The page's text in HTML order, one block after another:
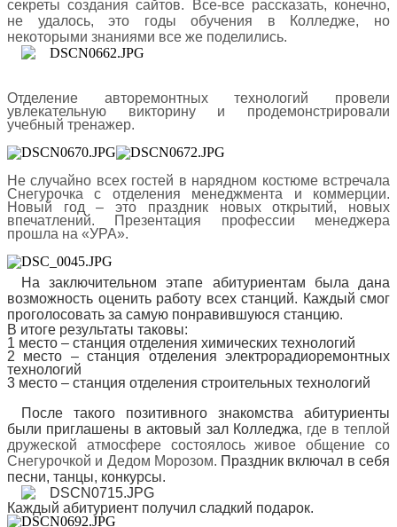
секреты создания сайтов. Все-все рассказать, конечно,
не удалось, это годы обучения в Колледже, но
некоторыми знаниями все же поделились.
Отделение авторемонтных технологий провели
увлекательную викторину и продемонстрировали
учебный тренажер.
Не случайно всех гостей в нарядном костюме встречала
Снегурочка с отделения менеджмента и коммерции.
Новый год – это праздник новых открытий, новых
впечатлений. Презентация профессии менеджера
прошла на «УРА».
На заключительном этапе абитуриентам была дана
возможность оценить работу всех станций. Каждый смог
проголосовать за самую понравившуюся станцию.
В итоге результаты таковы:
1 место – станция отделения химических технологий
2 место – станция отделения электрорадиоремонтных
технологий
3 место – станция отделения строительных технологий
После такого позитивного знакомства абитуриенты
были приглашены в актовый зал Колледжа, где в теплой
дружеской атмосфере состоялось живое общение со
Снегурочкой и Дедом Морозом. Праздник включал в себя
песни, танцы, конкурсы.
Каждый абитуриент получил сладкий подарок.